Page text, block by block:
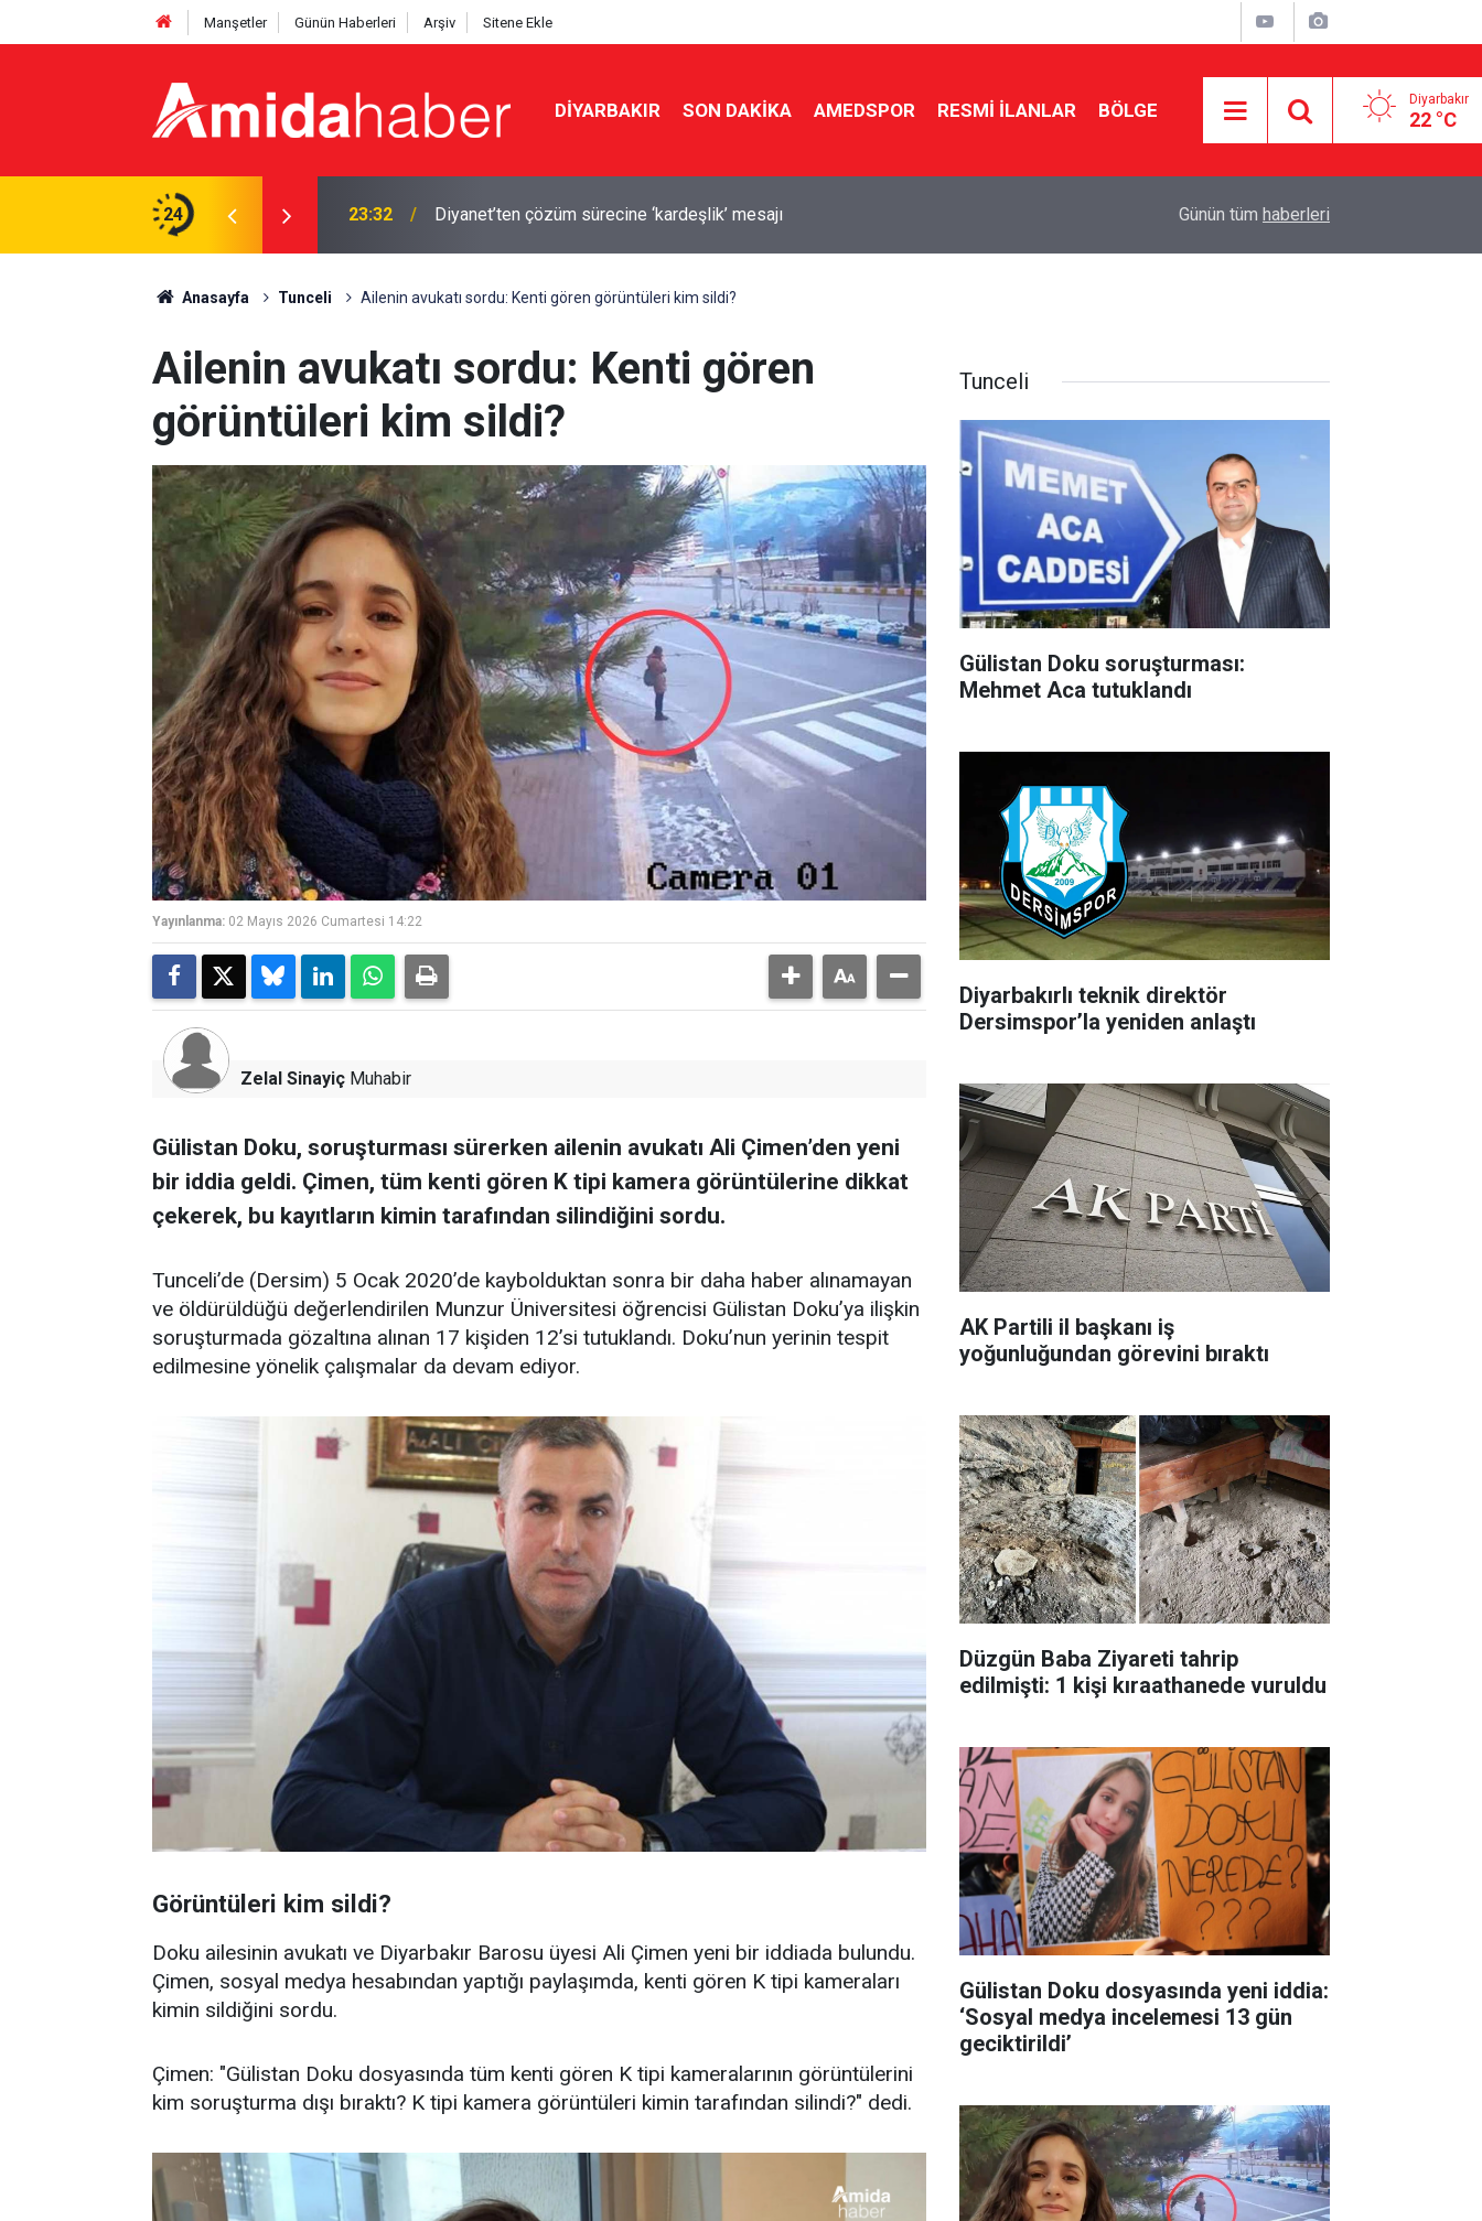
Manşetler Günün Haberleri Arşiv Sitene Ekle
DIYARBAKIR SON DAKIKA AMEDSPOR RESMI İLANLAR BÖLGE Diyarbakır
22 °C
24
kullanım yüz felcine kadar götürebilir 23:32 Diyanet’ten çözüm sürecine ‘kardeşlik’ mesajı Mardin’de feci kaza: 1 ölü, 2 yaralı
Günün tüm haberleri
Anasayfa Tunceli Ailenin avukatı sordu: Kenti gören görüntüleri kim sildi?
Ailenin avukatı sordu: Kenti gören
görüntüleri kim sildi?
Yayınlanma: 02 Mayıs 2026 Cumartesi 14:22
Zelal Sinayiç Muhabir
Gülistan Doku, soruşturması sürerken ailenin avukatı Ali Çimen’den yeni
bir iddia geldi. Çimen, tüm kenti gören K tipi kamera görüntülerine dikkat
çekerek, bu kayıtların kimin tarafından silindiğini sordu.
Tunceli’de (Dersim) 5 Ocak 2020’de kaybolduktan sonra bir daha haber alınamayan
ve öldürüldüğü değerlendirilen Munzur Üniversitesi öğrencisi Gülistan Doku’ya ilişkin
soruşturmada gözaltına alınan 17 kişiden 12’si tutuklandı. Doku’nun yerinin tespit
edilmesine yönelik çalışmalar da devam ediyor.
Görüntüleri kim sildi?
Doku ailesinin avukatı ve Diyarbakır Barosu üyesi Ali Çimen yeni bir iddiada bulundu.
Çimen, sosyal medya hesabından yaptığı paylaşımda, kenti gören K tipi kameraları
kimin sildiğini sordu.
Çimen: "Gülistan Doku dosyasında tüm kenti gören K tipi kameralarının görüntülerini
kim soruşturma dışı bıraktı? K tipi kamera görüntüleri kimin tarafından silindi?" dedi.
Tunceli
Gülistan Doku soruşturması:
Mehmet Aca tutuklandı
Diyarbakırlı teknik direktör
Dersimspor’la yeniden anlaştı
AK Partili il başkanı iş
yoğunluğundan görevini bıraktı
Düzgün Baba Ziyareti tahrip
edilmişti: 1 kişi kıraathanede vuruldu
Gülistan Doku dosyasında yeni iddia:
‘Sosyal medya incelemesi 13 gün
geciktirildi’